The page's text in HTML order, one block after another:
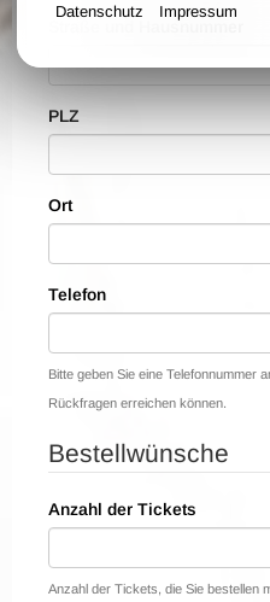
Straße und Hausnummer
PLZ
Ort
Telefon
Bitte geben Sie eine Telefonnummer
Rückfragen erreichen können.
Bestellwünsche
Anzahl der Tickets
Anzahl der Tickets, die Sie bestellen
Datenschutz Impressum